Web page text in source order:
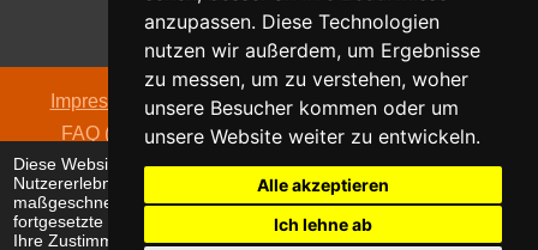
Diese Website verwendet Cookies, um Ihr
Nutzererlebnis zu verbessern und
maßgeschneiderte Anzeigen anzuzeigen. Die
fortgesetzte Nutzung dieser Website bestätigt
Ihre Zustimmung zur Verwendung von Cookies.
anzupassen. Diese Technologien
nutzen wir außerdem, um Ergebnisse
zu messen, um zu verstehen, woher
unsere Besucher kommen oder um
unsere Website weiter zu entwickeln.
Alle akzeptieren
Ich lehne ab
Oldentruper Straße 104
33604 Bielefeld
Impressum |Datenschutzerklärung|AGB|Kontakt
FAQ (häufig gestellte Fragen)|Hinweispflicht zur
Batterieentsorgung
© 2026 alpha electronic